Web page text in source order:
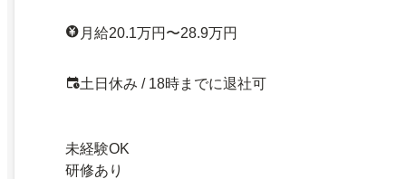
月給20.1万円〜28.9万円
土日休み / 18時までに退社可
未経験OK
研修あり